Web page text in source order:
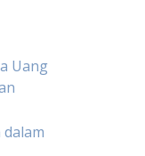
Uang